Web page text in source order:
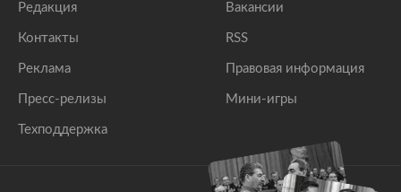
Редакция
Контакты
Реклама
Пресс-релизы
Техподдержка
Вакансии
RSS
Правовая информация
Мини-игры